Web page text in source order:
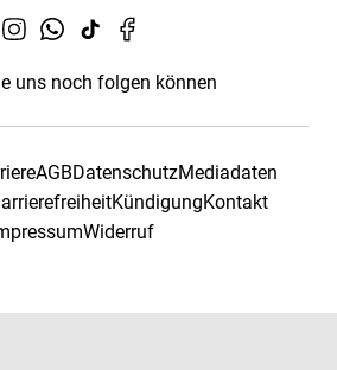
uns noch folgen können
AGBDatenschutzMediadaten
KündigungKontakt
Widerruf